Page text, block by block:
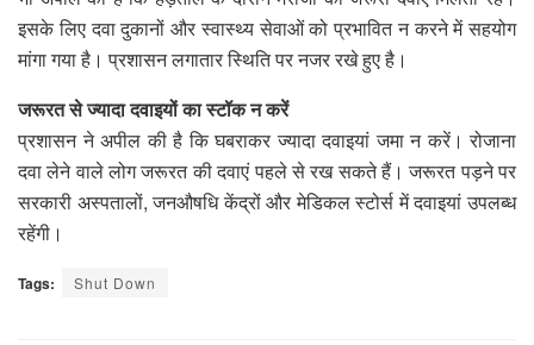
इसके लिए दवा दुकानों और स्वास्थ्य सेवाओं को प्रभावित न करने में सहयोग
मांगा गया है। प्रशासन लगातार स्थिति पर नजर रखे हुए है।
जरूरत से ज्यादा दवाइयों का स्टॉक न करें
प्रशासन ने अपील की है कि घबराकर ज्यादा दवाइयां जमा न करें। रोजाना
दवा लेने वाले लोग जरूरत की दवाएं पहले से रख सकते हैं। जरूरत पड़ने पर
सरकारी अस्पतालों, जनऔषधि केंद्रों और मेडिकल स्टोर्स में दवाइयां उपलब्ध
रहेंगी।
Tags: Shut Down